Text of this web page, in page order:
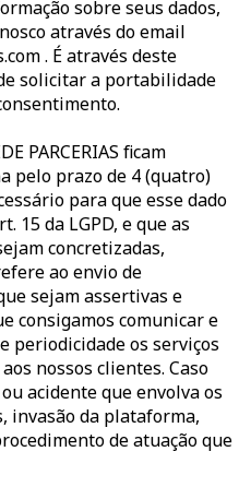
sobre seus dados,
através do email
. É através deste
solicitar a portabilidade
PARCERIAS ficam
pelo prazo de 4 (quatro)
para que esse dado
15 da LGPD, e que as
concretizadas,
ao envio de
sejam assertivas e
consigamos comunicar e
periodicidade os serviços
nossos clientes. Caso
acidente que envolva os
invasão da plataforma,
de atuação que